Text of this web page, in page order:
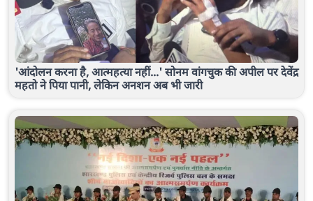
'आंदोलन करना है, आत्महत्या नहीं...' सोनम वांगचुक की अपील पर देवेंद्र
महतो ने पिया पानी, लेकिन अनशन अब भी जारी